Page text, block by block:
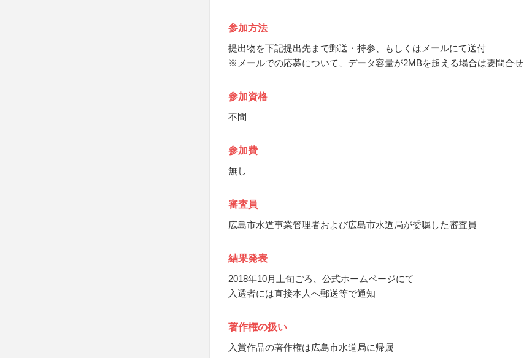
参加方法
提出物を下記提出先まで郵送・持参、もしくはメールにて送付
※メールでの応募について、データ容量が2MBを超える場合は要問合せ
参加資格
不問
参加費
無し
審査員
広島市水道事業管理者および広島市水道局が委嘱した審査員
結果発表
2018年10月上旬ごろ、公式ホームページにて
入選者には直接本人へ郵送等で通知
著作権の扱い
入賞作品の著作権は広島市水道局に帰属